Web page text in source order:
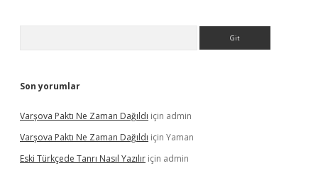
Son yorumlar
Varşova Paktı Ne Zaman Dağıldı için admin
Varşova Paktı Ne Zaman Dağıldı için Yaman
Eski Türkçede Tanrı Nasıl Yazılır için admin